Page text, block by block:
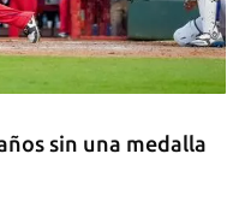
7 de agosto de
sin una medalla